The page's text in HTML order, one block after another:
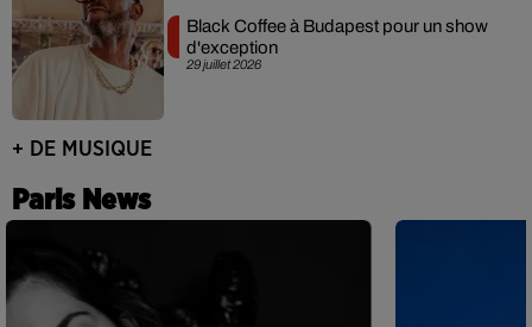
29 juillet 2026
Black Coffee à Budapest pour un show
d'exception
+ DE MUSIQUE
Paris News